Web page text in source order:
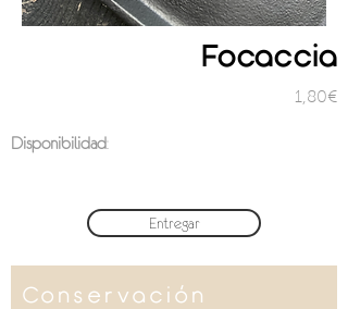
Focaccia
1,80€
Disponibilidad:
Entregar
Conservación